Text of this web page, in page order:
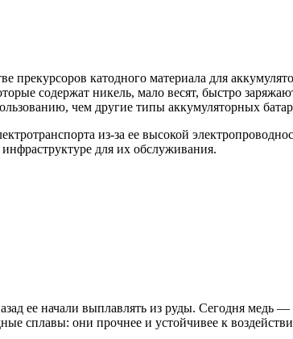
катодного материала для
содержат никель, мало весят, быстро
чем другие типы аккумуляторных
из-за ее высокой
для их обслуживания.
ее начали выплавлять из руды. Сегодня медь —
сплавы: они прочнее и устойчивее к